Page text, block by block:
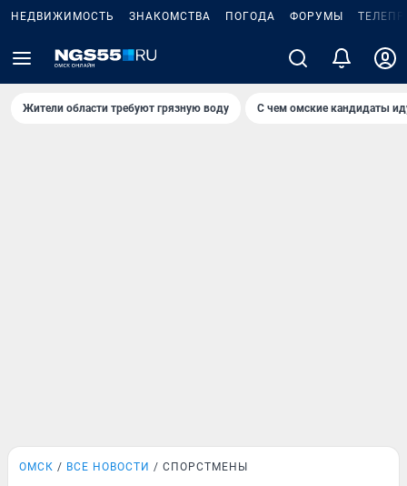
НЕДВИЖИМОСТЬ ЗНАКОМСТВА ПОГОДА ФОРУМЫ
Жители области требуют грязную воду С чем омские кандидаты
ОМСК ВСЕ НОВОСТИ СПОРСТМЕНЫ